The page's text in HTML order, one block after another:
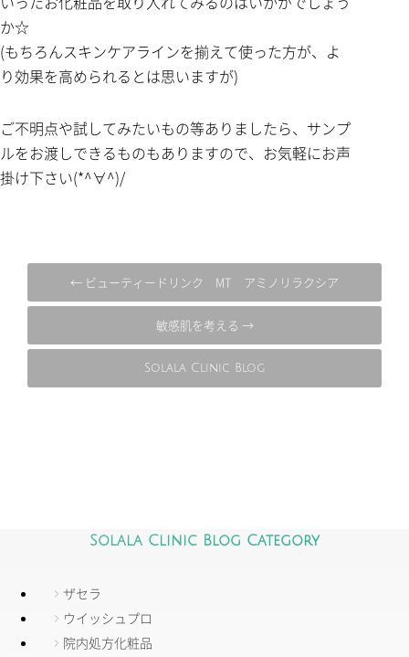
か☆
(もちろんスキンケアラインを揃えて使った方が、よ
り効果を高められるとは思いますが)
ご不明点や試してみたいもの等ありましたら、サンプ
ルをお渡しできるものもありますので、お気軽にお声
掛け下さい(*^∀^)/
← ビューティードリンク MT アミノリラクシア
Solala Clinic Blog
敏感肌を考える →
Solala Clinic Blog Category
ザセラ
ウイッシュプロ
院内処方化粧品